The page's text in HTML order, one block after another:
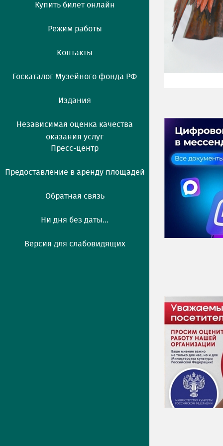
Купить билет онлайн
Режим работы
Контакты
Госкаталог Музейного фонда РФ
Издания
Независимая оценка качества
оказания услуг
Пресс-центр
Предоставление в аренду площадей
Обратная связь
Ни дня без даты...
Версия для слабовидящих